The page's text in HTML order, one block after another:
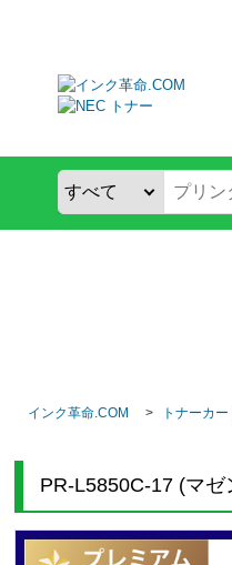
インク革命.COM トナーカ
PR-L5850C-17 (マ